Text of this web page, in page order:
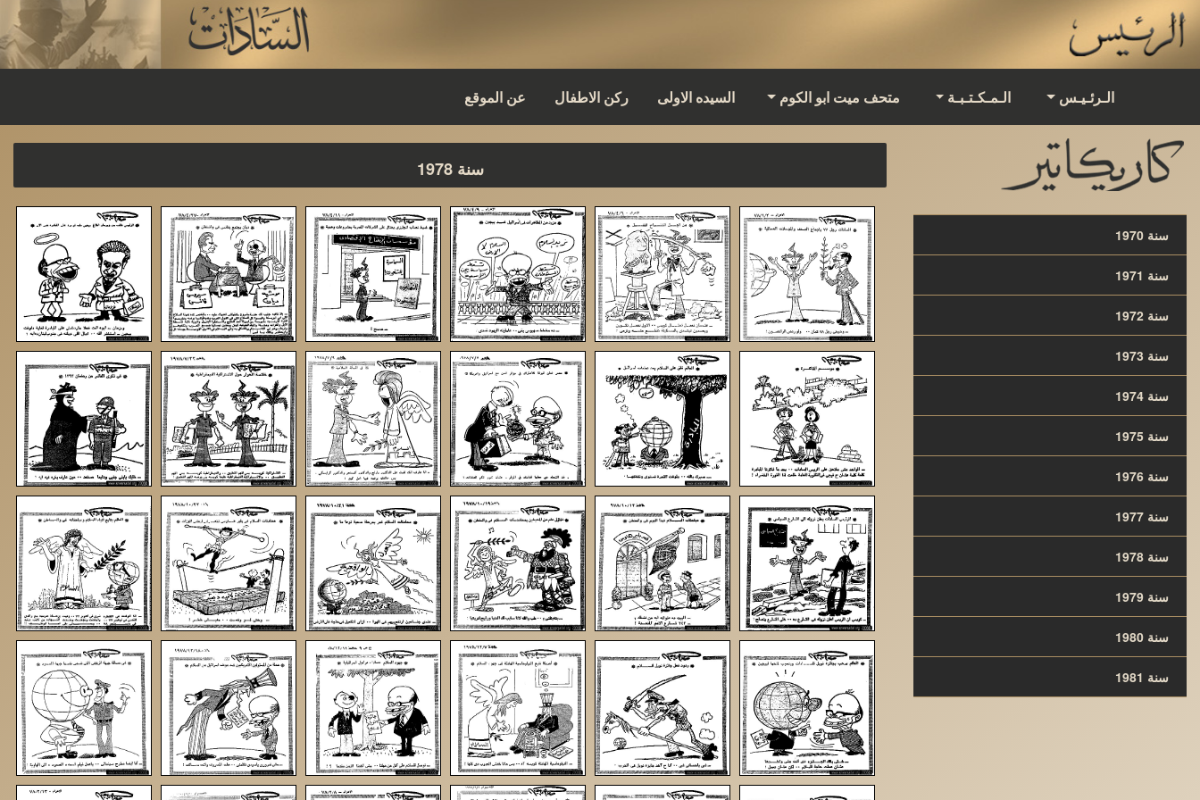
الـرئـيـس الـمـكـتـبـة متحف ميت ابو الكوم السيده الاولى ركن الاطفال عن الموقع
سنة 1970
سنة 1971
سنة 1972
سنة 1973
سنة 1974
سنة 1975
سنة 1976
سنة 1977
سنة 1978
سنة 1979
سنة 1980
سنة 1981
سنة 1978